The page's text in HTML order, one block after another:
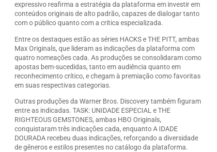
expressivo reafirma a estratégia da plataforma em investir em
conteúdos originais de alto padrão, capazes de dialogar tanto
com o público quanto com a crítica especializada.
Entre os destaques estão as séries HACKS e THE PITT, ambas
Max Originals, que lideram as indicações da plataforma com
quatro nomeações cada. As produções se consolidaram como
apostas bem-sucedidas, tanto em audiência quanto em
reconhecimento crítico, e chegam à premiação como favoritas
em suas respectivas categorias.
Outras produções da Warner Bros. Discovery também figuram
entre as indicadas. TASK: UNIDADE ESPECIAL e THE
RIGHTEOUS GEMSTONES, ambas HBO Originals,
conquistaram três indicações cada, enquanto A IDADE
DOURADA recebeu duas indicações, reforçando a diversidade
de gêneros e estilos presentes no catálogo da plataforma.